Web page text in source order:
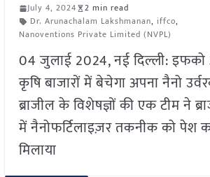
July 4, 2024
2 min read
Dr. Arunachalam Lakshmanan, iffco,
Nanoventions Private Limited (NVPL)
04 जुलाई 2024, नई दिल्ली: इफको
कृषि बाजारों में बेचेगा अपना नैनो
ब्राजील के विशेषज्ञों की एक टीम ने
में नैनोफर्टिलाइज़र तकनीक को पेश
मिलाया